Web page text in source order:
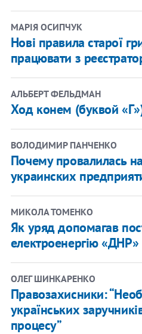
МАРІЯ ОСИПЧУК
Нові правила старої
працювати з
АЛЬБЕРТ ФЕЛЬДМАН
Ход конем (буквой
ВОЛОДИМИР ПАНЧЕНКО
Почему провалилась
украинских
МИКОЛА ТОМЕНКО
Як уряд допомагав
електроенергію
ОЛЕГ ШИНКАРЕНКО
Правозахисники:
українських
процесу”